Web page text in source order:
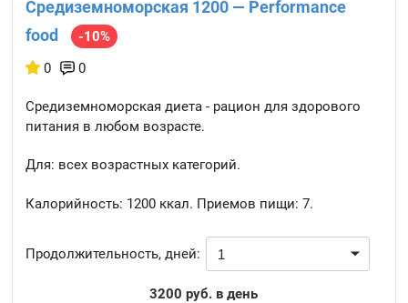
Средиземноморская 1200 — Performance
food
-10%
0
0
Средиземноморская диета - рацион для здорового
питания в любом возрасте.
Для: всех возрастных категорий.
Калорийность: 1200 ккал. Приемов пищи: 7.
Продолжительность, дней:
3200 руб. в день